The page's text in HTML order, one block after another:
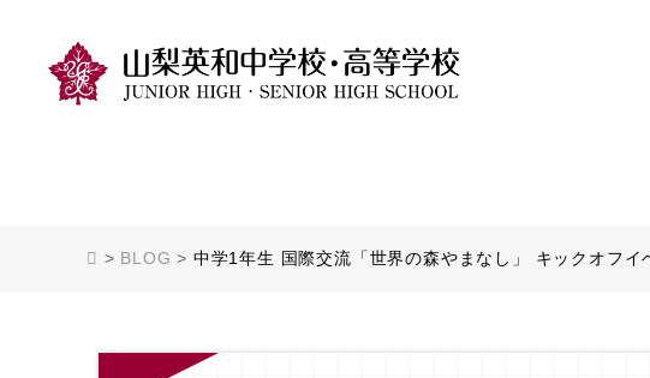
> BLOG > 中学1年生 国際交流「世界の森やまなし」 キックオフイ